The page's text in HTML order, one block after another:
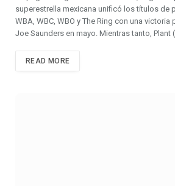
superestrella mexicana unificó los títulos de
WBA, WBC, WBO y The Ring con una
Joe Saunders en mayo. Mientras tanto, Plant
READ MORE